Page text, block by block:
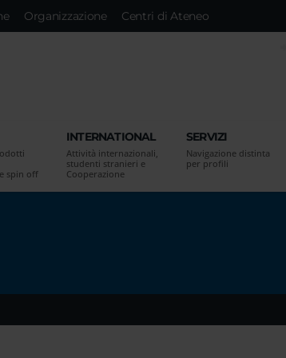
Organizzazione Centri di Ateneo
spin off
INTERNATIONAL
Attività internazionali,
studenti stranieri e
Cooperazione
SERVIZI
Navigazione distinta
per profili